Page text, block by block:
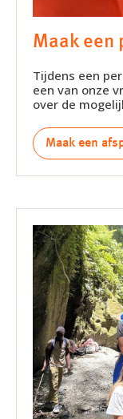
Maak een
Tijdens een
een van onze
over de
Maak een